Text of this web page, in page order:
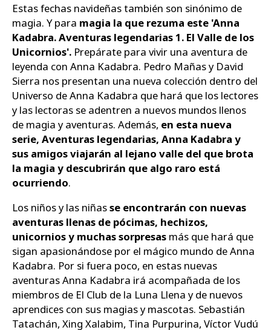
Estas fechas navideñas también son sinónimo de
magia. Y para magia la que rezuma este 'Anna
Kadabra. Aventuras legendarias 1. El Valle de los
Unicornios'. Prepárate para vivir una aventura de
leyenda con Anna Kadabra. Pedro Mañas y David
Sierra nos presentan una nueva colección dentro del
Universo de Anna Kadabra que hará que los lectores
y las lectoras se adentren a nuevos mundos llenos
de magia y aventuras. Además, en esta nueva
serie, Aventuras legendarias, Anna Kadabra y
sus amigos viajarán al lejano valle del que brota
la magia y descubrirán que algo raro está
ocurriendo.
Los niños y las niñasse encontrarán con nuevas
aventuras llenas de pócimas, hechizos,
unicornios y muchas sorpresas más que hará que
sigan apasionándose por el mágico mundo de Anna
Kadabra. Por si fuera poco, en estas nuevas
aventuras Anna Kadabra irá acompañada de los
miembros de El Club de la Luna Llena y de nuevos
aprendices con sus magias y mascotas. Sebastián
Tatachán, Xing Xalabim, Tina Purpurina, Víctor Vudú